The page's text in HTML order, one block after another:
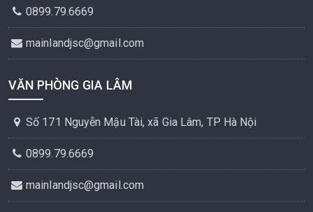
0899.79.6669
mainlandjsc@gmail.com
VĂN PHÒNG GIA LÂM
Số 171 Nguyễn Mậu Tài, xã Gia Lâm, TP Hà Nội
0899.79.6669
mainlandjsc@gmail.com